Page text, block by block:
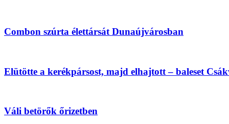
Combon szúrta élettársát Dunaújvárosban
Elütötte a kerékpársost, majd elhajtott – baleset
Váli betörők őrizetben